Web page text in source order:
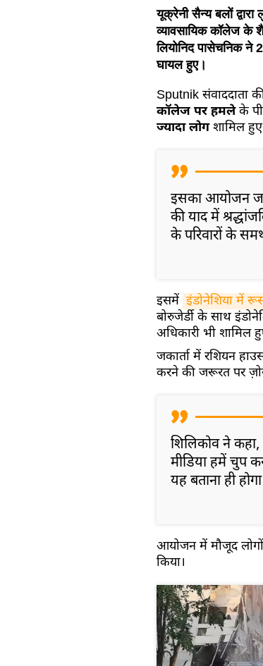
यूक्रेनी सैन्य बलों द्वारा
व्यावसायिक कॉलेज के
लियोनिद पासेचनिक ने
घायल हुए।
Sputnik संवाददाता
कॉलेज पर हमलेके
ज्यादा लोगशामिल
इसका आयोजन
की याद में
के परिवारों के
इसमें इंडोनेशिया में
बोरुजेर्डी के साथ
अधिकारी भी शामिल
जकार्ता में रशियन
करने की जरूरत पर ज़ोर
शिलिकोव ने
मीडिया हमें चुप
यह बताना ही
आयोजन में मौजूद
किया।